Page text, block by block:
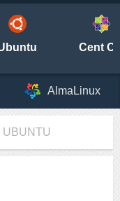
Cent
AlmaLinux
UBUNTU